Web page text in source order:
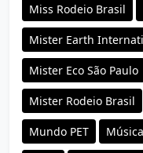
Miss Rodeio Brasil
Mister Earth
Mister Eco São Paulo
Mister Rodeio Brasil
Mundo PET Música